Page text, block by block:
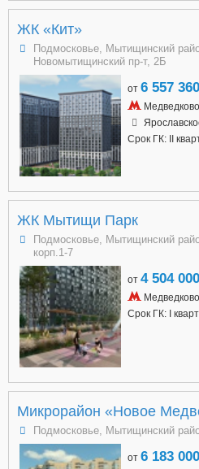
ЖК «Кит»
Подмосковье, Мытищинский
Новомытищинский пр-т, 2Б
от 6 557 360
Медведково
Срок ГК: II
ЖК Мытищи Парк
Подмосковье, Мытищинский
корп.1-7
от 4 504 000
Медведково
Срок ГК: I
Микрорайон «Новое
Подмосковье, Мытищинский
от 6 183 000